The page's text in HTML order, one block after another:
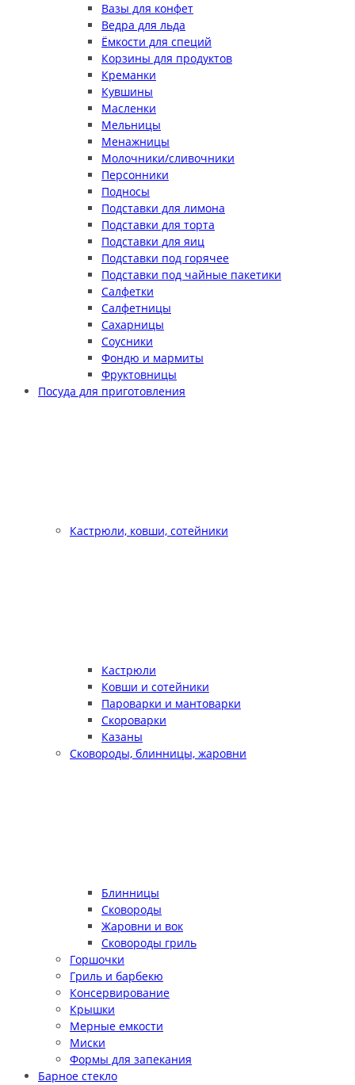
Вазы для конфет
Ведра для льда
Ёмкости для специй
Корзины для продуктов
Креманки
Кувшины
Масленки
Мельницы
Менажницы
Молочники/сливочники
Персонники
Подносы
Подставки для лимона
Подставки для торта
Подставки для яиц
Подставки под горячее
Подставки под чайные пакетики
Салфетки
Салфетницы
Сахарницы
Соусники
Фондю и мармиты
Фруктовницы
Посуда для приготовления
Кастрюли, ковши, сотейники
Кастрюли
Ковши и сотейники
Пароварки и мантоварки
Скороварки
Казаны
Сковороды, блинницы, жаровни
Блинницы
Сковороды
Жаровни и вок
Сковороды гриль
Горшочки
Гриль и барбекю
Консервирование
Крышки
Мерные емкости
Миски
Формы для запекания
Барное стекло